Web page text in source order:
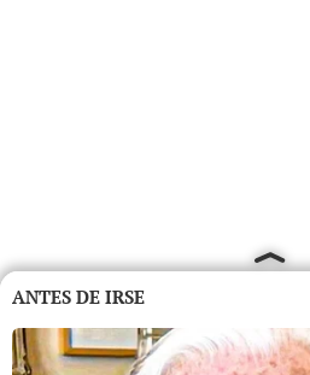
ANTES DE IRSE